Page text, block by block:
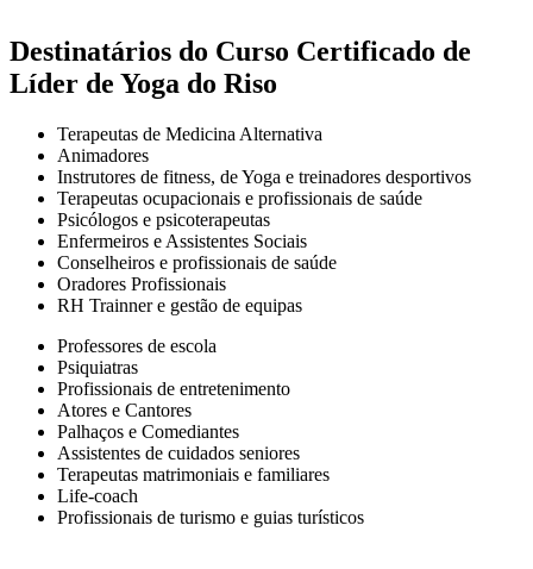
Destinatários do Curso Certificado de
Líder de Yoga do Riso
Terapeutas de Medicina Alternativa
Animadores
Instrutores de fitness, de Yoga e treinadores desportivos
Terapeutas ocupacionais e profissionais de saúde
Psicólogos e psicoterapeutas
Enfermeiros e Assistentes Sociais
Conselheiros e profissionais de saúde
Oradores Profissionais
RH Trainner e gestão de equipas
Professores de escola
Psiquiatras
Profissionais de entretenimento
Atores e Cantores
Palhaços e Comediantes
Assistentes de cuidados seniores
Terapeutas matrimoniais e familiares
Life-coach
Profissionais de turismo e guias turísticos